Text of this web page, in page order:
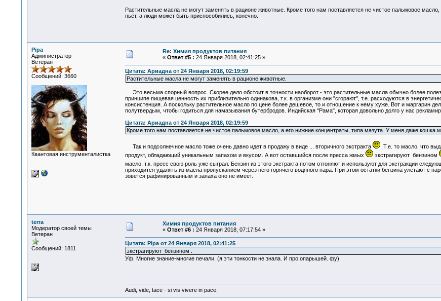
Растительные масла не могут заменять в рационе животные. Кроме того нам поставляется не чистое пальмовое
пьёт, а люди может быть приспособились, конечно.
Pipa
Администратор
Ветеран
Сообщений: 3660
Квантовая инструменталистка
Re: Химия продуктов питания
« Ответ #5 : 24 Января 2018, 02:41:25 »
Цитата: Ариадна от 24 Января 2018, 02:19:59
Растительные масла не могут заменять в рационе животные.
Это весьма спорный вопрос. Скорее дело обстоит в точности наоборот - это растительные масла обычно более
принципе пищевая ценность их приблизительно одинакова, т.к. в организме они "сгорают", т.е. расходуются в
консистенция. А поскольку растительное масло по цене более дешевое, то и отношение к нему хуже. Вот и маргарин
полутвердым, чтобы годиться для намазывания бутербродов. Индийская "Рама", которая довольно долго у нас
Цитата: Ариадна от 24 Января 2018, 02:19:59
Кроме того нам поставляется не чистое пальмовое масло, а его нижние концентраты, типа мазута. У меня даже кошка
Так и подсолнечное масло тоже очень давно идет в продажу в виде ... вторичного экстракта
. Т.е. то масло, что
продукт, обладающий уникальным запахом и вкусом. А вот оставшийся после пресса жмых
экстрагируют бензином
масло, т.к. пресс свою роль уже сыграл. Бензин из этого экстракта потом отгоняют и используют для экстракции
приходится удалять из масла пропусканием через него горячего водяного пара. При этом остатки бензина улетают с
зовется рафинированным и запаха оно не имеет.
terra
Модератор своей темы
Ветеран
Сообщений: 1811
Химия продуктов питания
« Ответ #6 : 24 Января 2018, 07:17:54 »
Цитата: Pipa от 24 Января 2018, 02:41:25
экстрагируют бензином .
Уф. Многие знание-многие печали. (я эти тонкости не знала. И про опарышей. фу)
Audi, vide, tace - si vis vivere in pace.